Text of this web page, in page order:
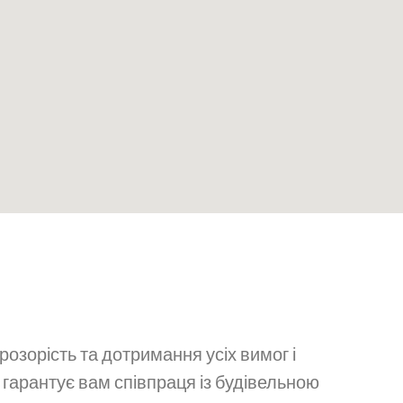
Ваш Email
та дотримання усіх вимог і
вам співпраця із будівельною